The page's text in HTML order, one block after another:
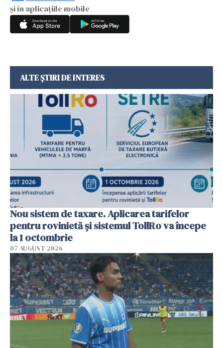
și în aplicațiile mobile
ALTE ȘTIRI DE INTERES
Nou sistem de taxare. Aplicarea tarifelor
pentru rovinietă şi sistemul TollRo va începe
la 1 octombrie
07 AUGUST 2026